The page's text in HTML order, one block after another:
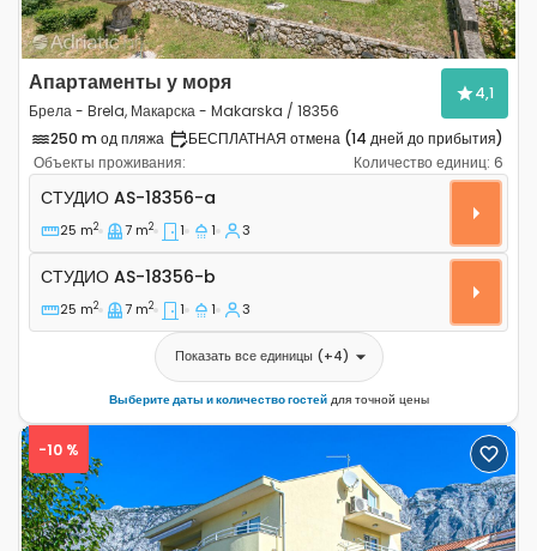
Апартаменты у моря
Брела - Brela, Макарска - Makarska / 18356
4,1
250 m од пляжа
БЕСПЛАТНАЯ отмена (14 дней до прибытия)
Объекты проживания:
Количество единиц: 6
Студио-апартаменты Брела - Brela, Макарска -
СТУДИО AS-18356-a
25 m2 7 m2 1 1 3
Студио AS-18356-b
СТУДИО AS-18356-b
25 m2 7 m2 1 1 3
Показать все единицы(+4)
Выберите даты и количество гостейдля точной цены
-10 %